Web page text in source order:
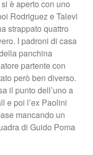
è aperto con uno
Rodriguez e Talevi
strappato quattro
I padroni di casa
panchina
partente con
però ben diverso.
il punto dell’uno a
e poi l’ex Paolini
mancando un
di Guido Poma